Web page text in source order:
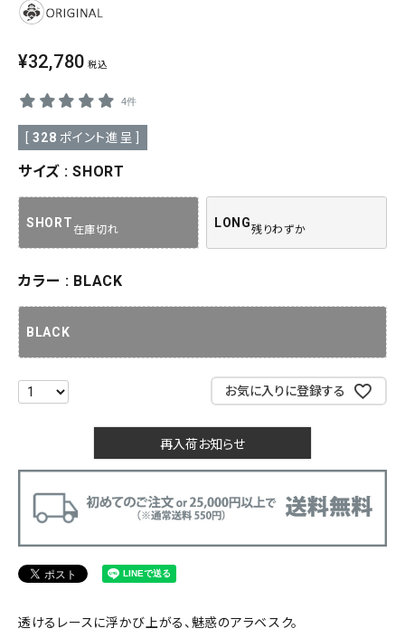
キモノ読ミモノ
SHOPPING GUIDE
ABOUT
INFORMATION
¥32,780 税込
4件
328 ポイント進呈 ]
サイズ SHORT
SHORT 在庫切れ LONG残りわずか
カラー BLACK
BLACK
お気に入りに登録する
再入荷お知らせ
透けるレースに浮かび上がる、魅惑のアラベスク。